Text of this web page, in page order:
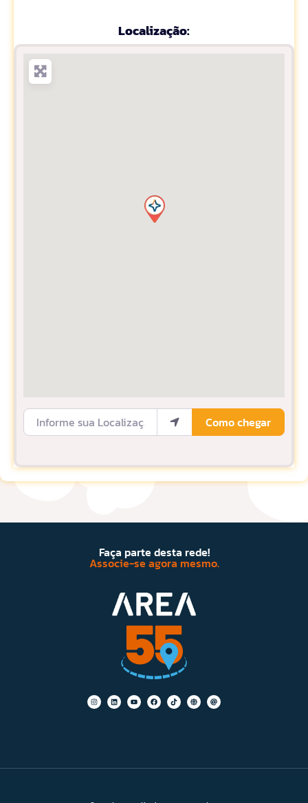
Localização:
Informe sua Localização
Como chegar
Faça parte desta rede!
Associe-se agora mesmo.